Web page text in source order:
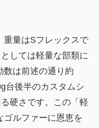
重量はSフレックスで
しては軽量な部類に
数は前述の通り約
台後半のカスタムシ
硬さです。この「軽
ルファーに恩恵を